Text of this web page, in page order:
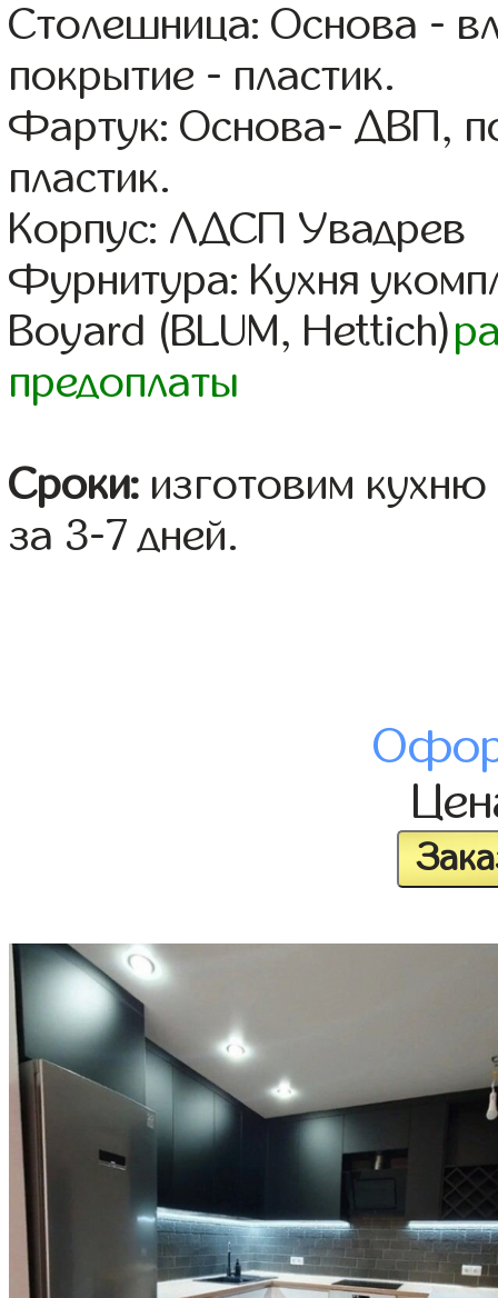
Столешница: Основа -
покрытие - пластик.
Фартук: Основа- ДВП,
пластик.
Корпус: ЛДСП Увадрев
Фурнитура: Кухня
Boyard (BLUM, Hettich)
предоплаты
Сроки: изготовим
за 3-7 дней.